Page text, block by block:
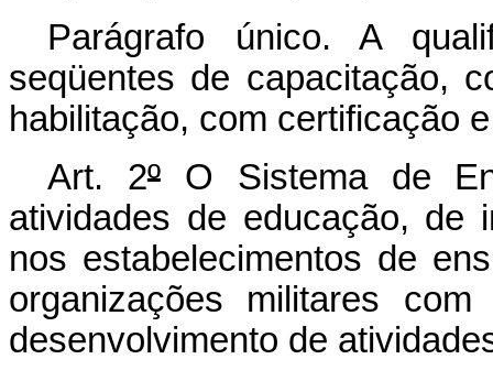
Parágrafo único. A
seqüentes de capacitação,
habilitação, com certificação
Art. 2ºO Sistema de
atividades de educação, de
nos estabelecimentos de
organizações militares
desenvolvimento de